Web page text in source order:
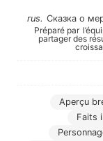
rus. Сказка о
Préparé par
partager des
Aperçu
Faits